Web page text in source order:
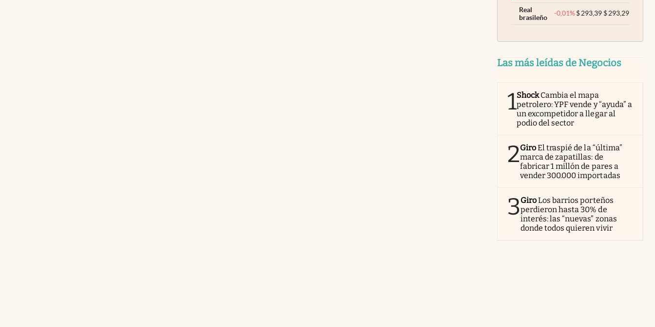
Real
brasileño
-0,01% $293,39 $293,29
Las más leídas de Negocios
1Shock Cambia el mapa
petrolero: YPF vende y “ayuda” a
un excompetidor a llegar al
podio del sector
2GiroEl traspié de la “última”
marca de zapatillas: de
fabricar 1 millón de pares a
vender 300.000 importadas
3GiroLos barrios porteños
perdieron hasta 30% de
interés: las “nuevas” zonas
donde todos quieren vivir